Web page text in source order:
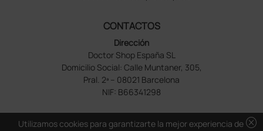
CONTACTOS
Dirección
Doctor Shop España SL
Domicilio Social: Calle Muntaner, 305,
Pral. 2ª – 08021 Barcelona
NIF: B66341298
cancel
Utilizamos cookies para garantizarte la mejor experiencia de